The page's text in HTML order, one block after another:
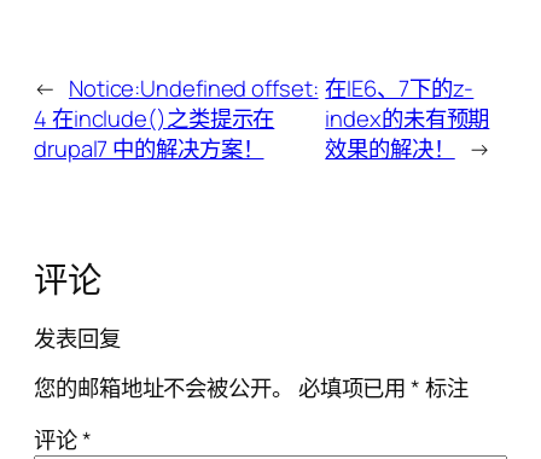
← Notice:Undefined offset:
4 在include()之类提示在
drupal7 中的解决方案！
在IE6、7下的z-
index的未有预期
效果的解决！
→
评论
发表回复
您的邮箱地址不会被公开。 必填项已用*标注
评论*